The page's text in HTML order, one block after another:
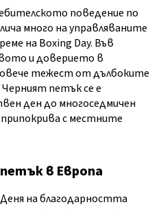
поведение по
много на управляваните
на Boxing Day. Във
и доверието в
тежест от дълбоките
петък се е
ден до многоседмичен
с местните
в Европа
на благодарността